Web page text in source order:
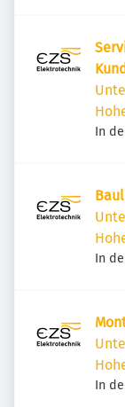
In
In
In